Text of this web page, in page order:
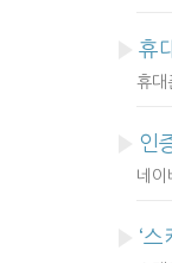
휴
휴대
인
네이
‘